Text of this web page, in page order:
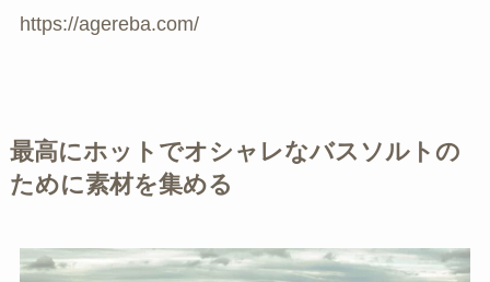
https://agereba.com/
最高にホットでオシャレなバスソルトの
ために素材を集める